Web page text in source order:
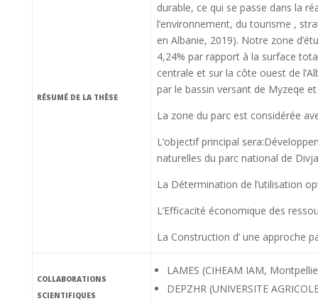
RÉSUMÉ DE LA THÈSE
durable, ce qui se passe dans la
l’environnement, du tourisme ,
en Albanie, 2019). Notre zone
4,24% par rapport à la surface
centrale et sur la côte ouest de
par le bassin versant de Myzeqe
La zone du parc est considérée
L’objectif principal
naturelles du parc national de
La Détermination de l’utilisation
L’Efficacité économique des
La Construction d’ une approche
COLLABORATIONS
SCIENTIFIQUES
LAMES (CIHEAM IAM,
DEPZHR (UNIVERSITE